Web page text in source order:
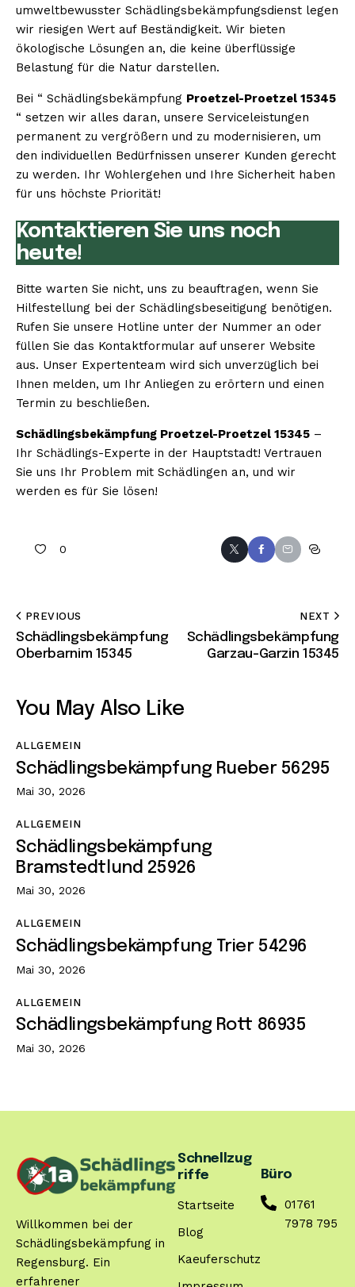
umweltbewusster Schädlingsbekämpfungsdienst legen
wir riesigen Wert auf Beständigkeit. Wir bieten
ökologische Lösungen an, die keine überflüssige
Belastung für die Natur darstellen.
Bei “ Schädlingsbekämpfung Proetzel-Proetzel 15345
“ setzen wir alles daran, unsere Serviceleistungen
permanent zu vergrößern und zu modernisieren, um
den individuellen Bedürfnissen unserer Kunden gerecht
zu werden. Ihr Wohlergehen und Ihre Sicherheit haben
für uns höchste Priorität!
Kontaktieren Sie uns noch
heute!
Bitte warten Sie nicht, uns zu beauftragen, wenn Sie
Hilfestellung bei der Schädlingsbeseitigung benötigen.
Rufen Sie unsere Hotline unter der Nummer an oder
füllen Sie das Kontaktformular auf unserer Website
aus. Unser Expertenteam wird sich unverzüglich bei
Ihnen melden, um Ihr Anliegen zu erörtern und einen
Termin zu beschließen.
Schädlingsbekämpfung Proetzel-Proetzel 15345 –
Ihr Schädlings-Experte in der Hauptstadt! Vertrauen
Sie uns Ihr Problem mit Schädlingen an, und wir
werden es für Sie lösen!
0
PREVIOUS
Schädlingsbekämpfung
Oberbarnim 15345
NEXT
Schädlingsbekämpfung
Garzau-Garzin 15345
You May Also Like
ALLGEMEIN
Schädlingsbekämpfung Rueber 56295
Mai 30, 2026
ALLGEMEIN
Schädlingsbekämpfung
Bramstedtlund 25926
Mai 30, 2026
ALLGEMEIN
Schädlingsbekämpfung Trier 54296
Mai 30, 2026
ALLGEMEIN
Schädlingsbekämpfung Rott 86935
Mai 30, 2026
Willkommen bei der
Schädlingsbekämpfung in
Regensburg. Ein
erfahrener
Schnellzug
riffe
Startseite
Blog
Kaeuferschutz
Büro
01761
7978 795